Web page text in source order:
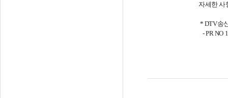
자세한 사
* DTV송
- PR NO